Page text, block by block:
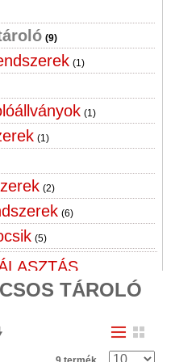
(9)
(1)
(1)
(1)
(2)
(6)
(5)
(1)
TÁROLÓ